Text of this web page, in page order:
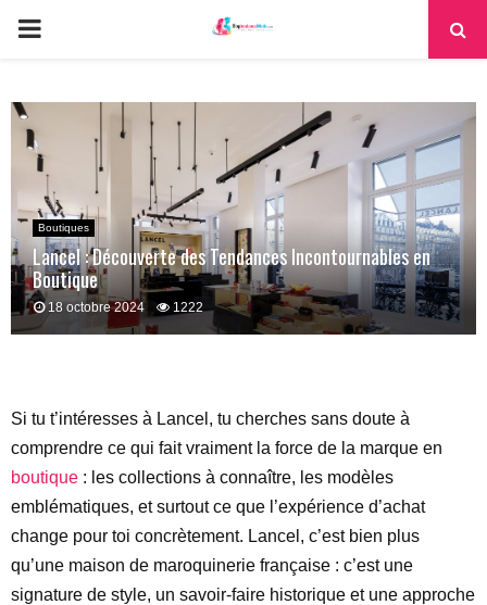
PRIMARY
Boutiques
Lancel : Découverte des Tendances Incontournables en
Boutique
18 octobre 2024 1222
Si tu t’intéresses à Lancel, tu cherches sans doute à
comprendre ce qui fait vraiment la force de la marque en
boutique : les collections à connaître, les modèles
emblématiques, et surtout ce que l’expérience d’achat
change pour toi concrètement. Lancel, c’est bien plus
qu’une maison de maroquinerie française : c’est une
signature de style, un savoir-faire historique et une approche